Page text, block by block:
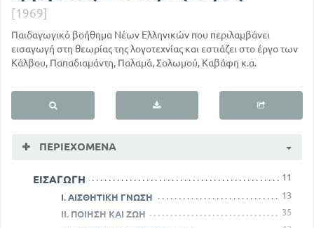
[1969]
Παιδαγωγικό βοήθημα Νέων Ελληνικών που περιλαμβάνει
εισαγωγή στη θεωρίας της λογοτεχνίας και εστιάζει στο έργο των
Κάλβου, Παπαδιαμάντη, Παλαμά, Σολωμού, Καβάφη κ.α.
ΠΕΡΙΕΧΌΜΕΝΑ
ΕΙΣΑΓΩΓΗ 11
Ι. ΑΙΣΘΗΤΙΚΗ ΓΝΩΣΗ
13
ΙΙ. ΠΟΙΗΣΗ ΚΑΙ ΖΩΗ
35